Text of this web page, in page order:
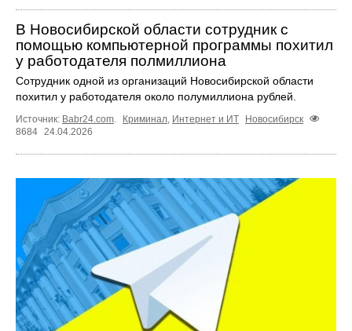
В Новосибирской области сотрудник с
помощью компьютерной программы похитил
у работодателя полмиллиона
Сотрудник одной из организаций Новосибирской области
похитил у работодателя около полумиллиона рублей.
Источник: Babr24.com Криминал Интернет и ИТ
Новосибирск
8684
24.04.2026